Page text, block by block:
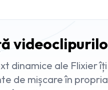
dinamice ale Flixier
de mișcare în